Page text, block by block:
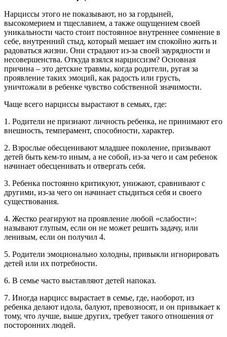
Нарциссы этого не показывают, но за гордыней,
высокомерием и тщеславием, а также ощущением своей
уникальности часто стоит постоянное внутреннее сомнение в
себе, внутренний стыд, который мешает им спокойно жить и
радоваться жизни. Они страдают из-за своей заурядности и
несовершенства. Откуда взялся нарциссизм? Основная
причина – это детские травмы, когда родители, ругая за
проявление таких эмоций, как радость или грусть,
уничтожали в ребенке чувство собственной значимости.
Чаще всего нарциссы вырастают в семьях, где:
1. Родители не признают личность ребенка, не принимают его
внешность, темперамент, способности, характер.
2. Взрослые обесценивают младшее поколение, призывают
детей быть кем-то иным, а не собой, из-за чего и сам ребенок
начинает обесценивать и отвергать себя.
3. Ребенка постоянно критикуют, унижают, сравнивают с
другими, из-за чего он начинает стыдиться себя и своего
существования.
4. Жестко реагируют на проявление любой «слабости»:
называют глупым, если он не может решить задачу, или
ленивым, если он получил 4.
5. Родители эмоционально холодны, привыкли игнорировать
детей или их потребности.
6. В семье часто выставляют детей напоказ.
7. Иногда нарцисс вырастает в семье, где, наоборот, из
ребенка делают идола, балуют, превозносят, и он привыкает к
тому, что лучше, выше других, требует такого отношения от
посторонних людей.